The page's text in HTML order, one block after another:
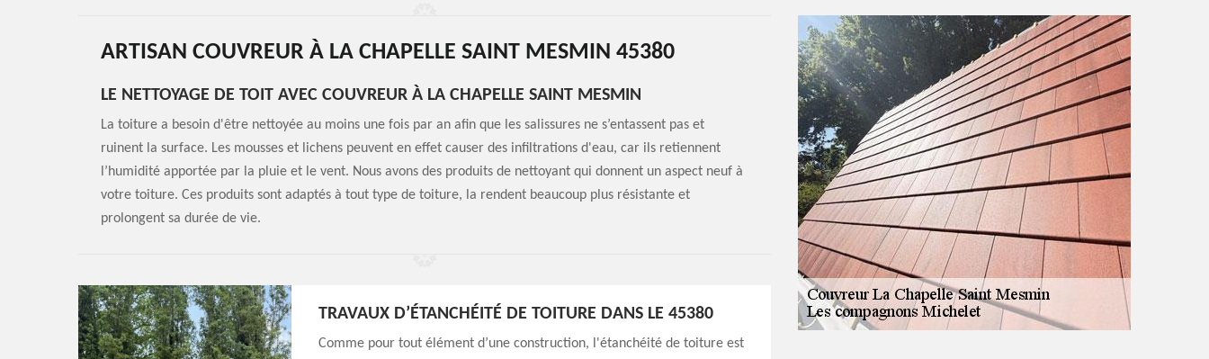
ARTISAN COUVREUR À LA CHAPELLE SAINT MESMIN 45380
LE NETTOYAGE DE TOIT AVEC COUVREUR À LA CHAPELLE SAINT MESMIN
La toiture a besoin d'être nettoyée au moins une fois par an afin que les salissures ne s’entassent pas et
ruinent la surface. Les mousses et lichens peuvent en effet causer des infiltrations d'eau, car ils retiennent
l’humidité apportée par la pluie et le vent. Nous avons des produits de nettoyant qui donnent un aspect neuf à
votre toiture. Ces produits sont adaptés à tout type de toiture, la rendent beaucoup plus résistante et
prolongent sa durée de vie.
TRAVAUX D’ÉTANCHÉITÉ DE TOITURE DANS LE 45380
Comme pour tout élément d’une construction, l'étanchéité de toiture est